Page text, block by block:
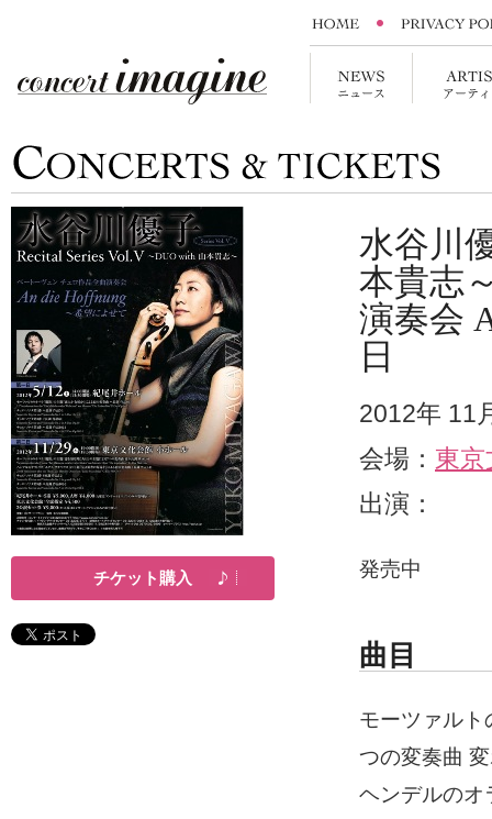
チケット購入
水谷川
本貴志
演奏会
日
2012年 11
会場： 東
出演：
発売中
曲目
モーツァルト
つの変奏曲
ヘンデルのオ